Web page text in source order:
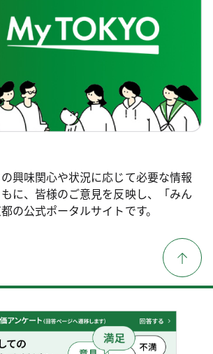
興味関心や状況に応じて必要な情報
に、皆様のご意見を反映し、「みん
の公式ポータルサイトです。